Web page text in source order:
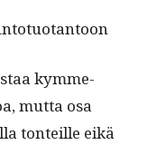
kymme­
mut­ta osa
ton­teille eikä